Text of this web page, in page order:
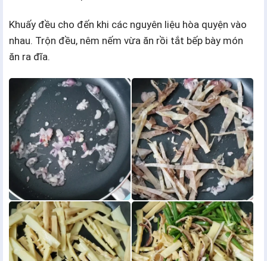
Khuấy đều cho đến khi các nguyên liệu hòa quyện vào
nhau. Trộn đều, nêm nếm vừa ăn rồi tắt bếp bày món
ăn ra đĩa.